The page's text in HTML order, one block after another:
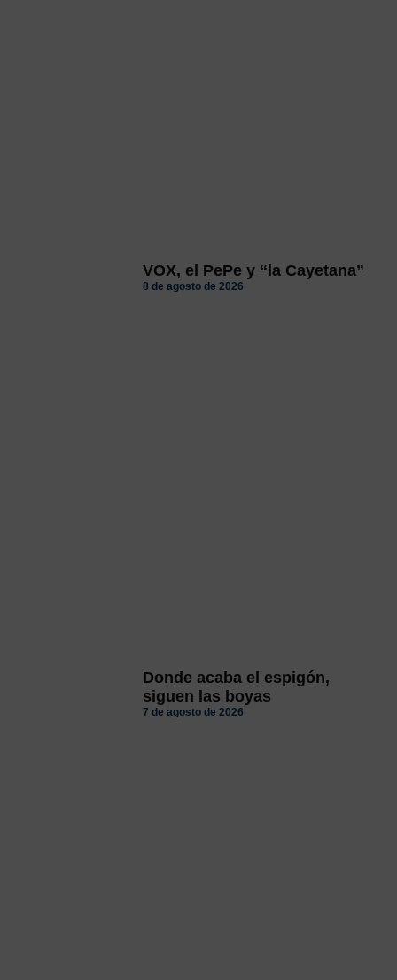
VOX, el PePe y “la Cayetana”
8 de agosto de 2026
Donde acaba el espigón,
siguen las boyas
7 de agosto de 2026